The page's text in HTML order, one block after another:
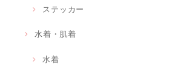
ステッカー
水着・肌着
水着